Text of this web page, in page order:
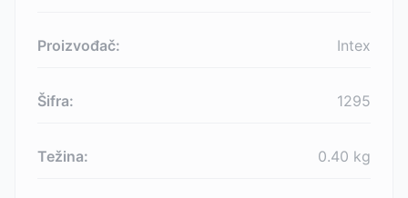
Proizvođač: Intex
Šifra: 1295
Težina: 0.40 kg